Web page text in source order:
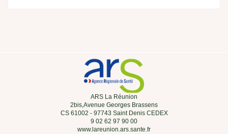
ARS La Réunion
2bis,Avenue Georges Brassens
CS 61002 - 97743 Saint Denis CEDEX
9 02 62 97 90 00
www.lareunion.ars.sante.fr